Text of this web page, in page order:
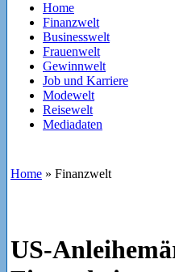
Home
Finanzwelt
Businesswelt
Frauenwelt
Gewinnwelt
Job und Karriere
Modewelt
Reisewelt
Mediadaten
Home » Finanzwelt
US-